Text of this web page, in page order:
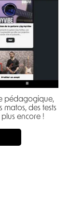
pédagogique,
des tests
encore !